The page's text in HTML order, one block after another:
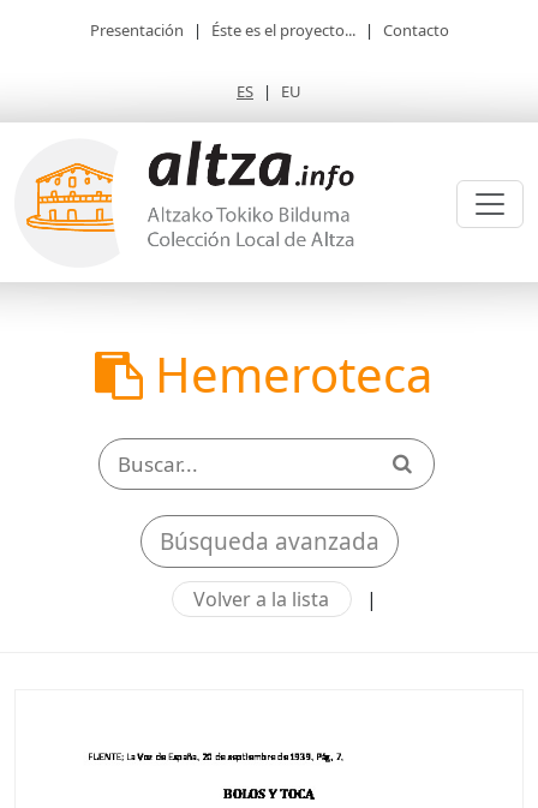
Presentación | Éste es el proyecto... | Contacto
ES | EU
Hemeroteca
Búsqueda avanzada
Volver a la lista |